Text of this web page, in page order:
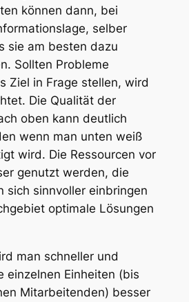
können dann, bei
selber
sie am besten dazu
Sollten Probleme
Ziel in Frage stellen, wird
Die Qualität der
oben kann deutlich
wenn man unten weiß
wird. Die Ressourcen vor
genutzt werden, die
sich sinnvoller einbringen
optimale Lösungen
man schneller und
einzelnen Einheiten (bis
Mitarbeitenden) besser